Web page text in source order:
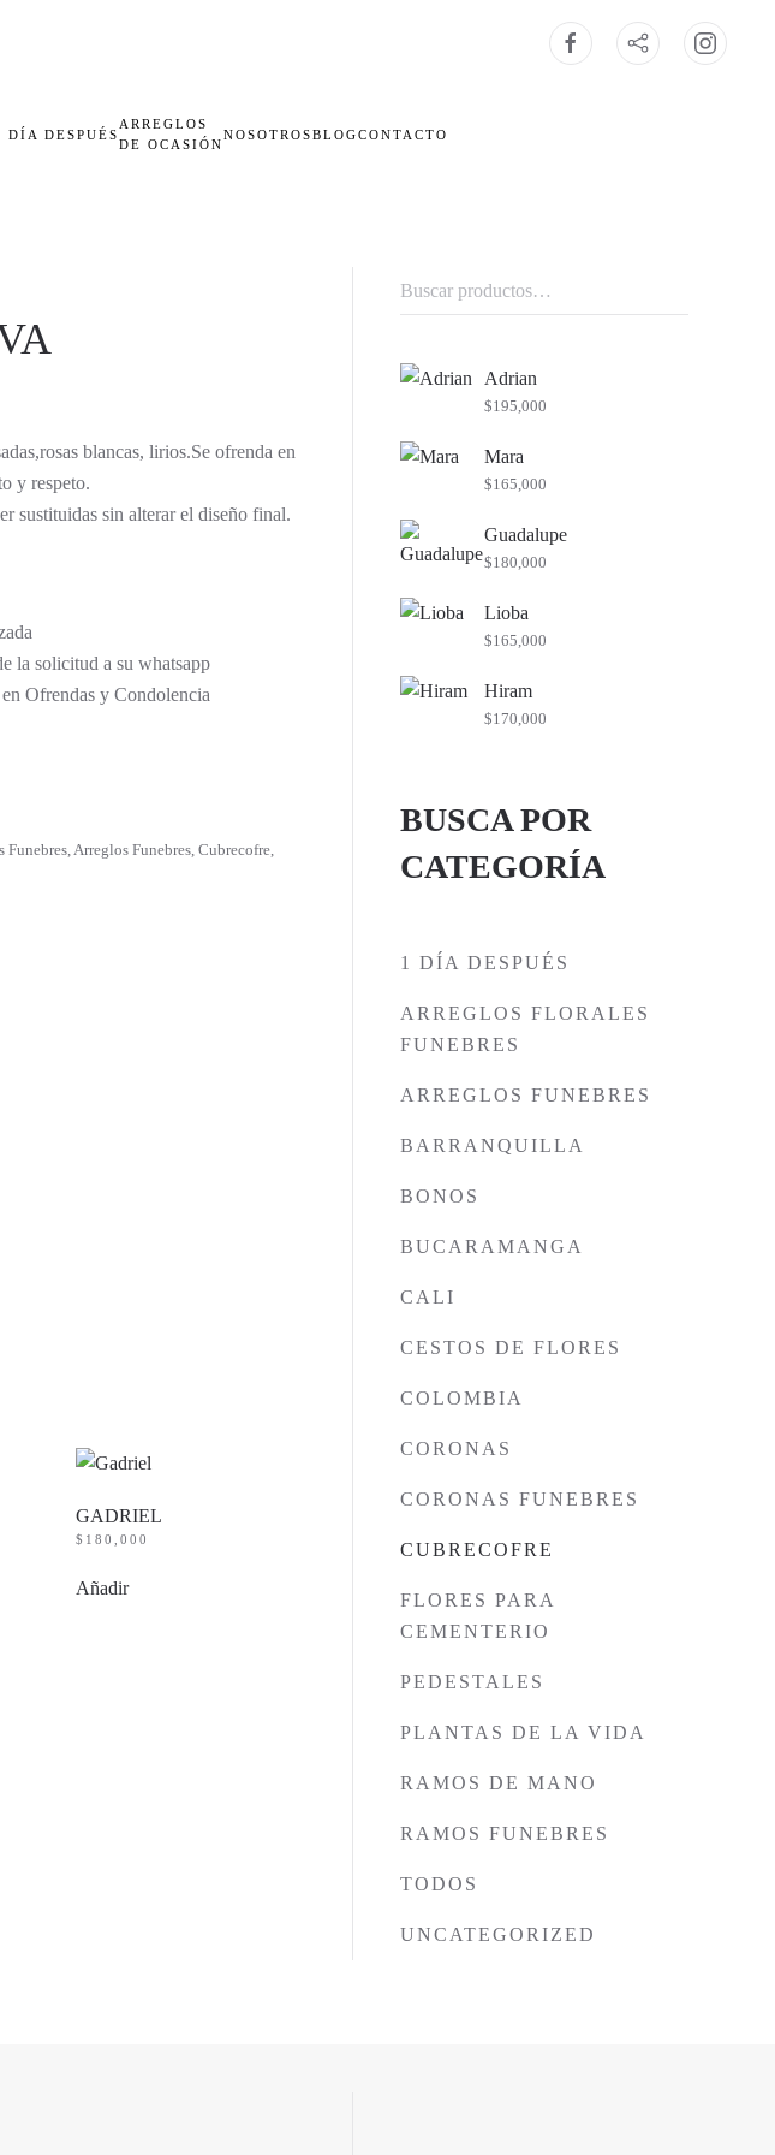
DÍA DESPUÉS
ARREGLOS
DE OCASIÓN
NOSOTROSBLOGCONTACTO
blancas, lirios.Se ofrenda en
y respeto.
sustituidas sin alterar el diseño final.
la solicitud a su whatsapp
Ofrendas y Condolencia
Funebres,Arreglos Funebres, Cubrecofre,
GADRIEL
$ 180,000
Añadir
Buscar
por:
Adrian
$195,000
Mara
$165,000
Guadalupe
$180,000
Lioba
$165,000
Hiram
$170,000
BUSCA POR
CATEGORÍA
1 DÍA DESPUÉS
ARREGLOS FLORALES
FUNEBRES
ARREGLOS FUNEBRES
BARRANQUILLA
BONOS
BUCARAMANGA
CALI
CESTOS DE FLORES
COLOMBIA
CORONAS
CORONAS FUNEBRES
CUBRECOFRE
FLORES PARA
CEMENTERIO
PEDESTALES
PLANTAS DE LA VIDA
RAMOS DE MANO
RAMOS FUNEBRES
TODOS
UNCATEGORIZED